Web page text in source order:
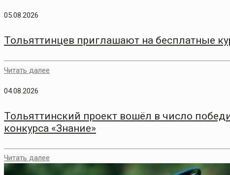
05.08.2026
Тольяттинцев приглашают на бесплатные
Читать далее
04.08.2026
Тольяттинский проект вошёл в число
конкурса «Знание»
Читать далее